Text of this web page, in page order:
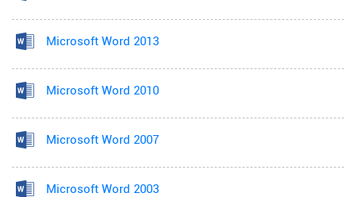
Microsoft Word 2013
Microsoft Word 2010
Microsoft Word 2007
Microsoft Word 2003